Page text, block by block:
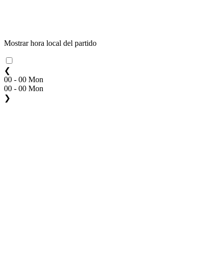
Mostrar hora local del partido
❮
00 - 00 Mon
00 - 00 Mon
❯